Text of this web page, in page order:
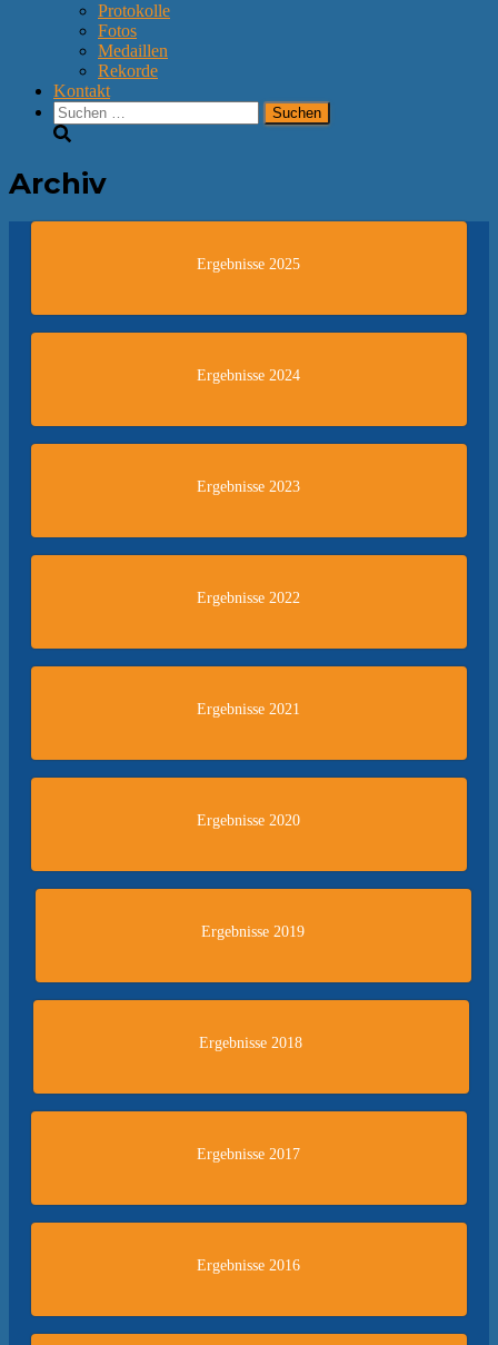
Protokolle
Fotos
Medaillen
Rekorde
Kontakt
Suchen
nach:
Archiv
Ergebnisse 2025
Ergebnisse 2024
Ergebnisse 2023
Ergebnisse 2022
Ergebnisse 2021
Ergebnisse 2020
Ergebnisse 2019
Ergebnisse 2018
Ergebnisse 2017
Ergebnisse 2016